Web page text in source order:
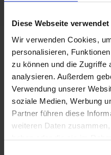
Diese Webseite
Wir verwenden Cookies,
personalisieren,
zu können und die Zugriffe
analysieren. Außerdem
Verwendung unserer
soziale Medien, Werbung
Partner führen diese
weiteren Daten
haben oder die sie im
eigenen passiven
(Betreibermodell).
Das
Bayerischen
abgeschlossen. Die
Breitbandausbau im
Gigabitrichtlinie weiter
Informationen über